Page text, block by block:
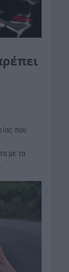
που
με τα